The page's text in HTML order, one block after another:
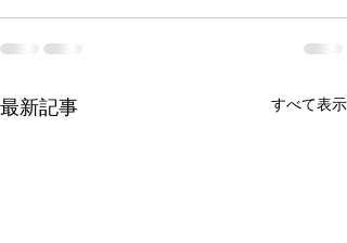
最新記事 すべて表示